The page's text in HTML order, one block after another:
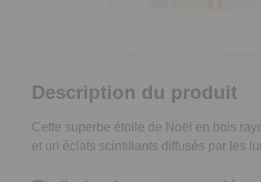
Description du produit
Cette superbe étoile de Noël en bois
et un éclats scintillants diffusés par les